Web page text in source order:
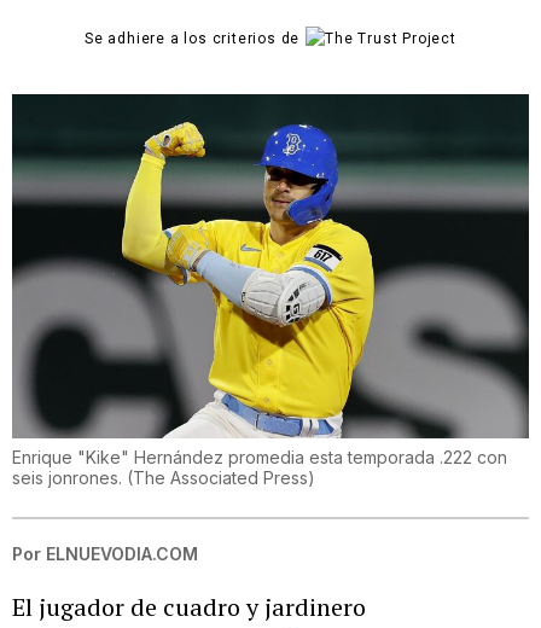
Se adhiere a los criterios de
Enrique "Kike" Hernández promedia esta temporada .222 con
seis jonrones. (The Associated Press)
Por ELNUEVODIA.COM
El jugador de cuadro y jardinero